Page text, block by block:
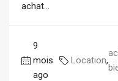
achat...
9
mois
ago
Location,